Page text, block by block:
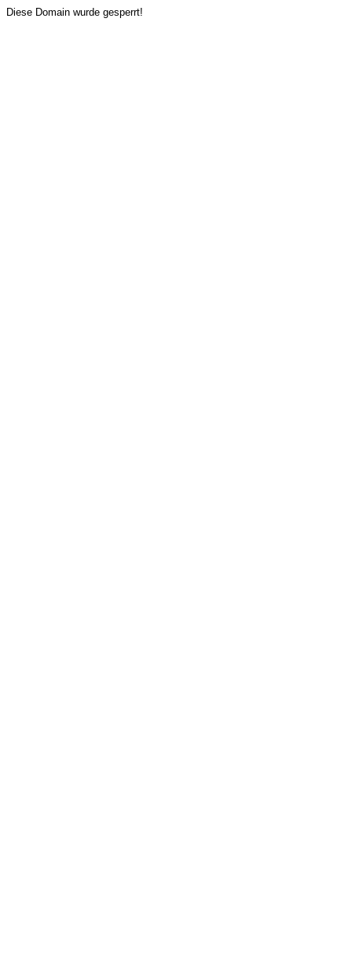
Diese Domain wurde gesperrt!